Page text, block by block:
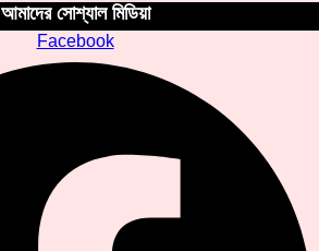
আমাদের সোশ্যাল মিডিয়া
Facebook